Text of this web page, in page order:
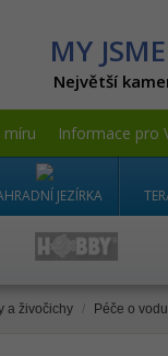
MY
Největší
míru Informace pro
JEZÍRKA
a živočichy / Péče o vodu